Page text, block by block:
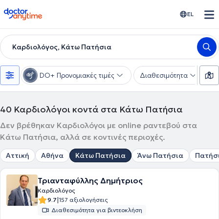
doctoranytime EL
Καρδιολόγος, Κάτω Πατήσια
DO+ Προνομιακές τιμές Διαθεσιμότητα
40 Καρδιολόγοι κοντά στα Κάτω Πατήσια
Δεν βρέθηκαν Καρδιολόγοι με online ραντεβού στα
Κάτω Πατήσια, αλλά σε κοντινές περιοχές.
Αττική Αθήνα Κάτω Πατήσια Άνω Πατήσια
Τριανταφύλλης Δημήτριος
Καρδιολόγος
9.7|157 αξιολογήσεις
Διαθεσιμότητα για βιντεοκλήση